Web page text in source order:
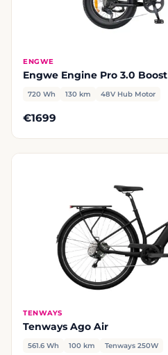
ENGWE
Engwe Engine Pro 3.0 Boost
720 Wh 130 km 48V Hub Motor
€1699
TENWAYS
Tenways Ago Air
561.6 Wh 100 km Tenways 250W